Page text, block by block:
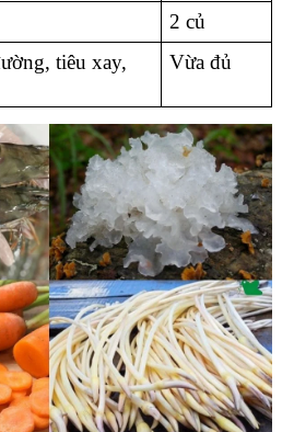
2 củ
tiêu xay,
Vừa đủ